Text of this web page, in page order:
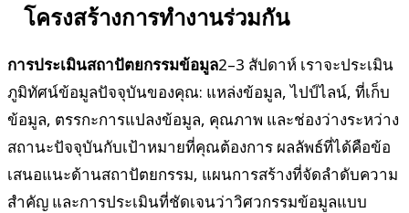
โครงสร้างการทำงานร่วมกัน
การประเมินสถาปัตยกรรมข้อมูล2–3 สัปดาห์ เราจะประเมิน
ภูมิทัศน์ข้อมูลปัจจุบันของคุณ: แหล่งข้อมูล, ไปป์ไลน์, ที่เก็บ
ข้อมูล, ตรรกะการแปลงข้อมูล, คุณภาพ และช่องว่างระหว่าง
สถานะปัจจุบันกับเป้าหมายที่คุณต้องการ ผลลัพธ์ที่ได้คือข้อ
เสนอแนะด้านสถาปัตยกรรม, แผนการสร้างที่จัดลำดับความ
สำคัญ และการประเมินที่ชัดเจนว่าวิศวกรรมข้อมูลแบบ